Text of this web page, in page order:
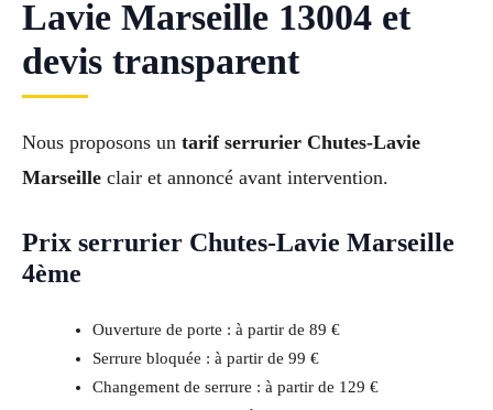
Lavie Marseille 13004 et
devis transparent
Nous proposons un tarif serrurier Chutes-Lavie
Marseille clair et annoncé avant intervention.
Prix serrurier Chutes-Lavie Marseille
4ème
Ouverture de porte : à partir de 89 €
Serrure bloquée : à partir de 99 €
Changement de serrure : à partir de 129 €